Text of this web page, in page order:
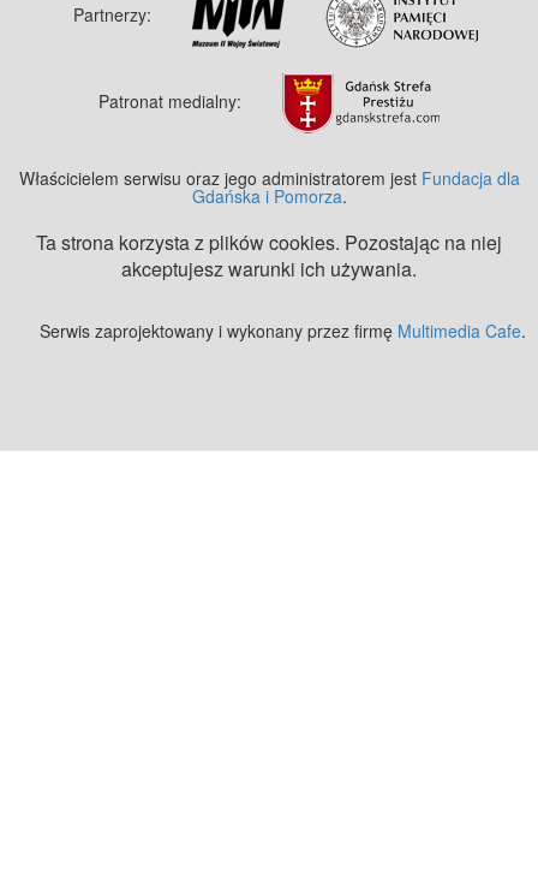
Partnerzy:
Patronat medialny:
Właścicielem serwisu oraz jego administratorem jest Fundacja dla
Gdańska i Pomorza.
Ta strona korzysta z plików cookies. Pozostając na niej
akceptujesz warunki ich używania.
Serwis zaprojektowany i wykonany przez firmę Multimedia Cafe.